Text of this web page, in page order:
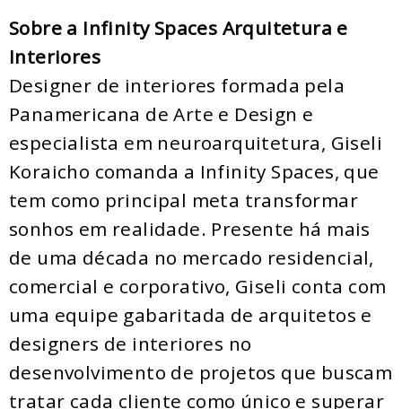
Sobre a Infinity Spaces Arquitetura e
Interiores
Designer de interiores formada pela
Panamericana de Arte e Design e
especialista em neuroarquitetura, Giseli
Koraicho comanda a Infinity Spaces, que
tem como principal meta transformar
sonhos em realidade. Presente há mais
de uma década no mercado residencial,
comercial e corporativo, Giseli conta com
uma equipe gabaritada de arquitetos e
designers de interiores no
desenvolvimento de projetos que buscam
tratar cada cliente como único e superar